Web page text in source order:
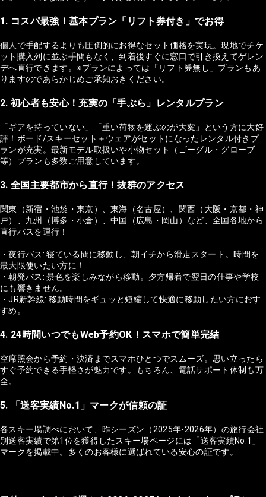
1. コスパ最強！基本プラン「リフト券付き」でお得
個人で手配するよりも圧倒的にお得なセット価格を実現。現地でチケ
ット購入列に並ぶ手間もなく、到着後すぐに窓口で引き換えてゲレン
デへ直行できます。※プランによっては「リフト券無し」プランもあ
りますのであらかじめご承知おきください。
2. 初心者も安心！充実の「手ぶら」レンタルプラン
「ギアを持っていない」「重い荷物を運ぶのが大変」という方に大好
評！ボード/スキーセット＋ウェアがセットになったレンタル付きプ
ランが充実。最新モデル取扱いや小物セット（ゴーグル・グローブ
等）プランも多数ご用意しています。
3. 全国主要都市から直行！抜群のアクセス
関東（新宿・池袋・東京）、東海（名古屋）、関西（大阪・京都・神
戸）、九州（博多・小倉）、中国（広島・岡山）など、全国各地から
直行バスを運行！
・夜行バス: 寝ている間に移動し、朝イチから滑走スタート。時間を
最大限使いたい方に！
・朝発バス: 景色を楽しみながら移動。夕方帰着で翌日の仕事や学校
にも響きません。
・JR新幹線: 移動時間をギュッと短縮して快適に移動したい方におす
すめ。
4. 24時間いつでもWeb予約OK！スマホで簡単完結
空席照会から予約・決済までスマホひとつでスムーズ。思い立ったら
すぐ予約できる手軽さが魅力です。もちろん、電話サポート体制も万
全。
5. 「送客実績No.1」マークが信頼の証
各スキー場調べにおいて、昨シーズン（2025年-2026年）の旅行会社
別送客実績で第1位を獲得したスキー場ページには「送客実績No.1」
マークを掲載中。多くのお客様に選ばれている安心の証です。